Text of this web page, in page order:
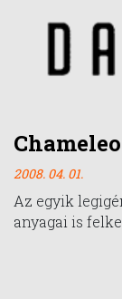
2008. 04. 01.
Az egyik
anyagai is